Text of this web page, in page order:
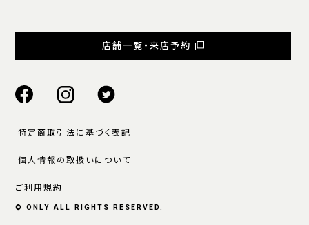
店舗一覧・来店予約
特定商取引法に基づく表記
個人情報の取扱いについて
ご利用規約
© ONLY ALL RIGHTS RESERVED.